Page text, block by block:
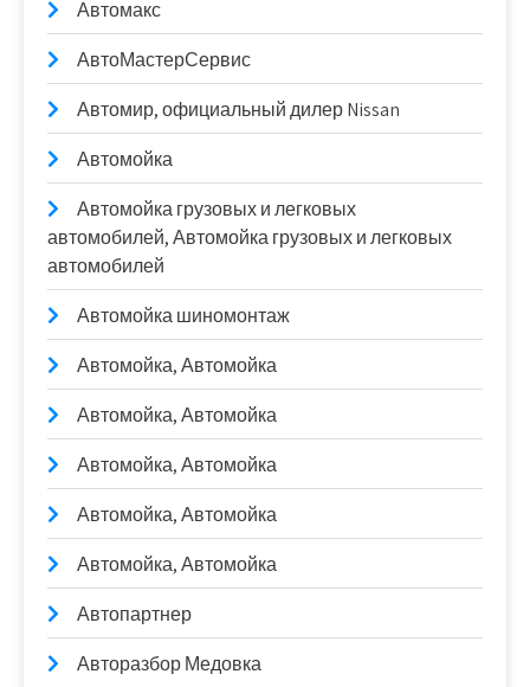
Автомакс
АвтоМастерСервис
Автомир, официальный дилер Nissan
Автомойка
Автомойка грузовых и легковых
автомобилей, Автомойка грузовых и легковых
автомобилей
Автомойка шиномонтаж
Автомойка, Автомойка
Автомойка, Автомойка
Автомойка, Автомойка
Автомойка, Автомойка
Автомойка, Автомойка
Автопартнер
Авторазбор Медовка